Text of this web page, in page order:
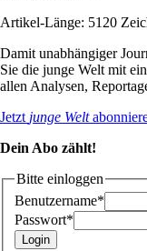
Artikel-Länge: 5120
Damit unabhängiger
Sie die junge Welt mit
allen Analysen,
Jetzt junge Welt
Dein Abo zählt!
Bitte einloggen
Benutzername*
Passwort*